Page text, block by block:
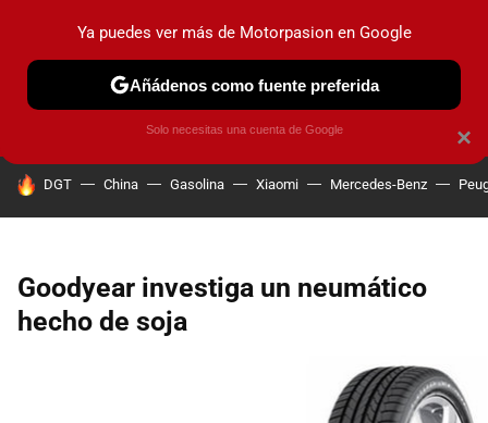
PRUEBAS COCHES ELÉCTRICOS OBSERVATORIO
HOY SE HABLA DE
DGT China Gasolina Xiaomi Mercedes-Benz
Goodyear investiga un neumático
hecho de soja
×
Ya puedes ver más de Motorpasion en Google
Añádenos como fuente preferida
Solo necesitas una cuenta de Google